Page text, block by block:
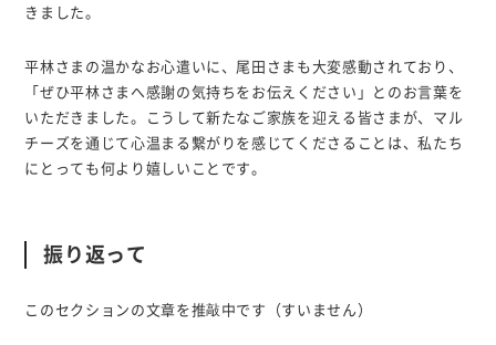
きました。
平林さまの温かなお心遣いに、尾田さまも大変感動されており、
「ぜひ平林さまへ感謝の気持ちをお伝えください」とのお言葉を
いただきました。こうして新たなご家族を迎える皆さまが、マル
チーズを通じて心温まる繋がりを感じてくださることは、私たち
にとっても何より嬉しいことです。
振り返って
このセクションの文章を推敲中です（すいません）